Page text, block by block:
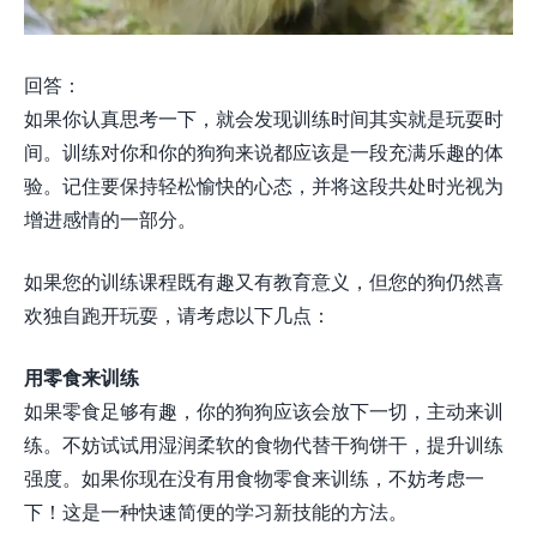
回答：
如果你认真思考一下，就会发现训练时间其实就是玩耍时
间。训练对你和你的狗狗来说都应该是一段充满乐趣的体
验。记住要保持轻松愉快的心态，并将这段共处时光视为
增进感情的一部分。
如果您的训练课程既有趣又有教育意义，但您的狗仍然喜
欢独自跑开玩耍，请考虑以下几点：
用零食来训练
如果零食足够有趣，你的狗狗应该会放下一切，主动来训
练。不妨试试用湿润柔软的食物代替干狗饼干，提升训练
强度。如果你现在没有用食物零食来训练，不妨考虑一
下！这是一种快速简便的学习新技能的方法。